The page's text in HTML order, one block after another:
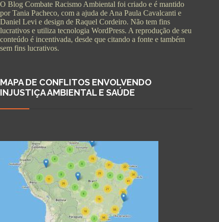
O Blog Combate Racismo Ambiental foi criado e é mantido
por Tania Pacheco, com a ajuda de Ana Paula Cavalcanti e
Daniel Levi e design de Raquel Cordeiro. Não tem fins
lucrativos e utiliza tecnologia WordPress. A reprodução de seu
conteúdo é incentivada, desde que citando a fonte e também
sem fins lucrativos.
MAPA DE CONFLITOS ENVOLVENDO
INJUSTIÇA AMBIENTAL E SAÚDE